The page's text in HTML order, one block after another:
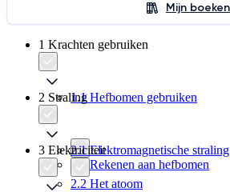
Mijn boeken
1 Krachten gebruiken
1.1 Hefbomen gebruiken
1.2 Rekenen aan hefbomen
2 Straling
2.1 Elektromagnetische straling
2.2 Het atoom
3 Elektriciteit